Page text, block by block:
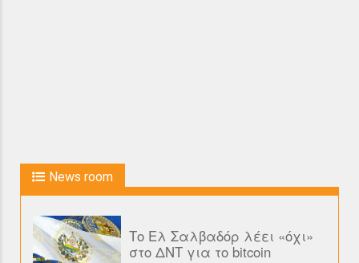
News room
Το Ελ Σαλβαδόρ λέει «όχι»
στο ΔΝΤ για το bitcoin